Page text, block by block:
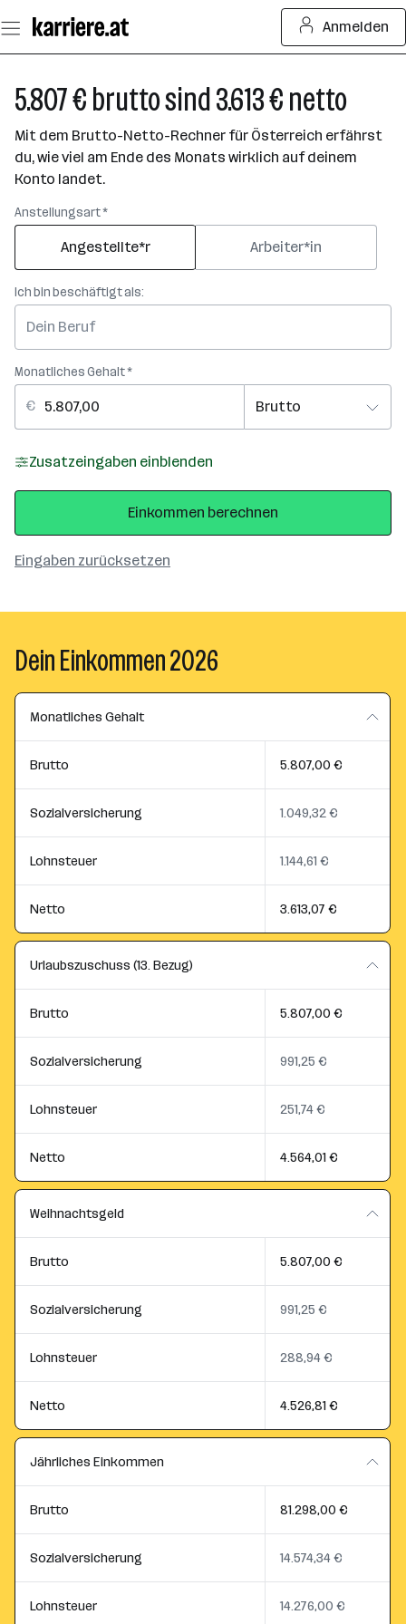
Seiteninhalt
springen
Anmelden
5.807 € brutto sind 3.613 € netto
Mit dem Brutto-Netto-Rechner für Österreich erfährst
du, wie viel am Ende des Monats wirklich auf deinem
Konto landet.
Anstellungsart *
Angestellte*r Arbeiter*in
Ich bin beschäftigt als:
Monatliches Gehalt *
Zusatzeingaben einblenden
Eingaben zurücksetzen
Einkommen berechnen
Dein Einkommen 2026
Monatliches Gehalt
Brutto 5.807,00 €
Sozialversicherung 1.049,32 €
Lohnsteuer 1.144,61 €
Netto 3.613,07 €
Urlaubszuschuss (13. Bezug)
Brutto 5.807,00 €
Sozialversicherung 991,25 €
Lohnsteuer 251,74 €
Netto 4.564,01 €
Weihnachtsgeld
Brutto 5.807,00 €
Sozialversicherung 991,25 €
Lohnsteuer 288,94 €
Netto 4.526,81 €
Jährliches Einkommen
Brutto 81.298,00 €
Sozialversicherung 14.574,34 €
Lohnsteuer 14.276,00 €